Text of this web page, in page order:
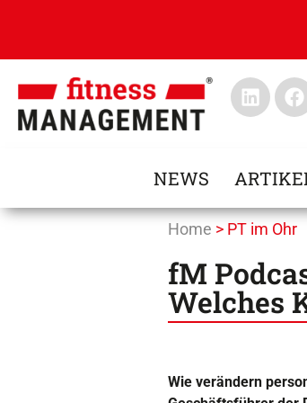
NEWS
Home > PT im Ohr
fM
Welches
Wie verändern